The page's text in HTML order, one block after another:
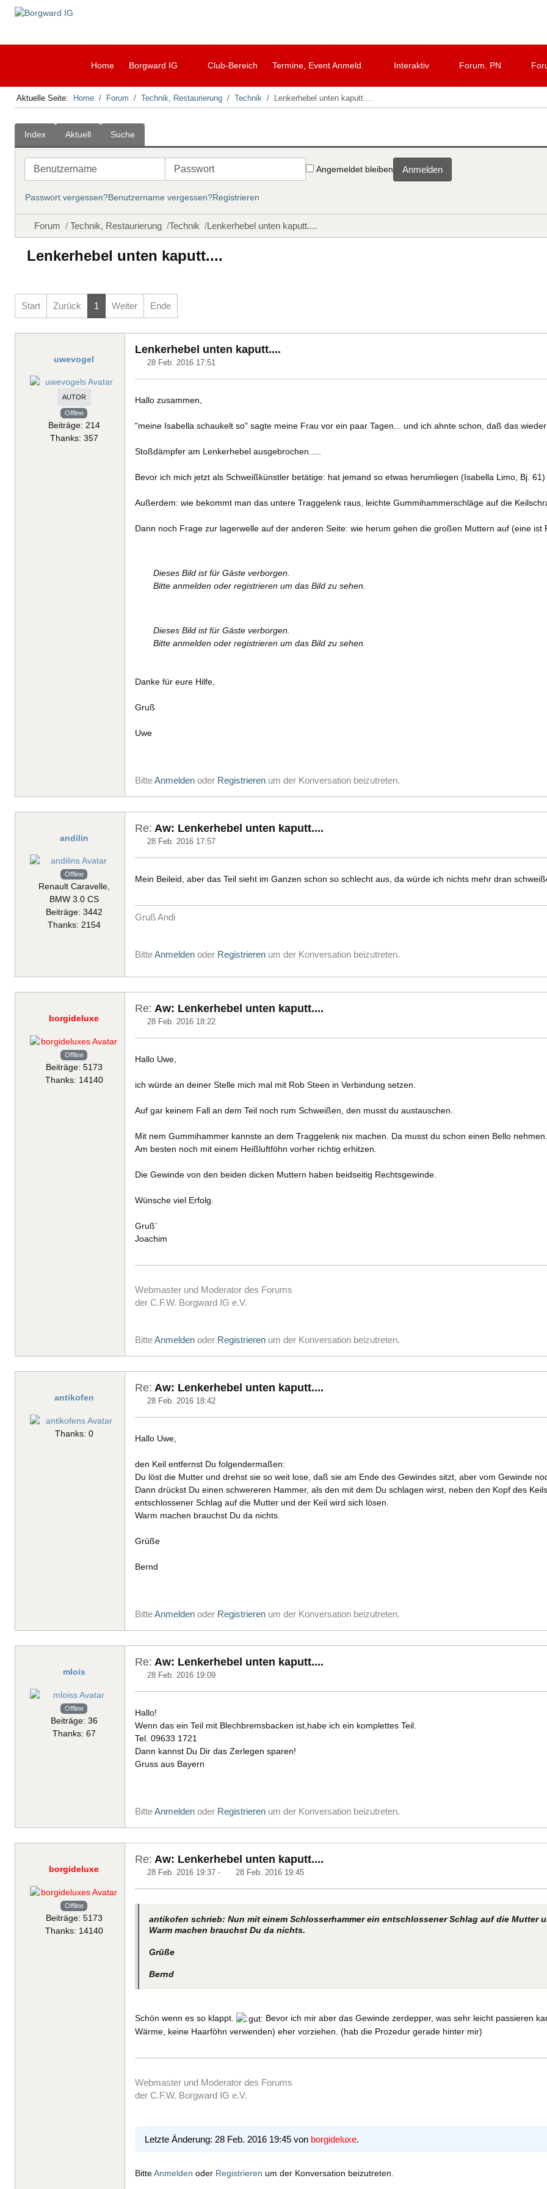
Home Borgward IG Club-Bereich Termine, Event Anmeld. Interaktiv Forum. PN
Aktuelle Seite: Home Forum Technik, Restaurierung Technik Lenkerhebel unten kaputt....
Index Aktuell Suche
Benutzername Passwort
Angemeldet bleiben Anmelden
Passwort vergessen?Benutzername vergessen?Registrieren
Forum Technik, Restaurierung Technik Lenkerhebel unten kaputt....
Lenkerhebel unten kaputt....
Start Zurück 1 Weiter Ende
uwevogel
AUTOR
Offline
Beiträge: 214
Thanks: 357
Lenkerhebel unten kaputt....
28 Feb. 2016 17:51
Hallo zusammen,
"meine Isabella schaukelt so" sagte meine Frau vor ein paar Tagen... und ich ahnte schon, daß das
Stoßdämpfer am Lenkerhebel ausgebrochen.....
Bevor ich mich jetzt als Schweißkünstler betätige: hat jemand so etwas herumliegen (Isabella Limo, Bj. 61)
Außerdem: wie bekommt man das untere Traggelenk raus, leichte Gummihammerschläge auf die
Dann noch Frage zur lagerwelle auf der anderen Seite: wie herum gehen die großen Muttern auf (eine
Dieses Bild ist für Gäste verborgen.
Bitte anmelden oder registrieren um das Bild zu sehen.
Dieses Bild ist für Gäste verborgen.
Bitte anmelden oder registrieren um das Bild zu sehen.
Danke für eure Hilfe,
Gruß
Uwe
BitteAnmelden oder Registrieren um der Konversation beizutreten.
andilin
Offline
Renault Caravelle,
BMW 3.0 CS
Beiträge: 3442
Thanks: 2154
Re: Aw: Lenkerhebel unten kaputt....
28 Feb. 2016 17:57
Mein Beileid, aber das Teil sieht im Ganzen schon so schlecht aus, da würde ich nichts mehr dran
Gruß Andi
BitteAnmelden oder Registrieren um der Konversation beizutreten.
borgideluxe
Offline
Beiträge: 5173
Thanks: 14140
Re: Aw: Lenkerhebel unten kaputt....
28 Feb. 2016 18:22
Hallo Uwe,
ich würde an deiner Stelle mich mal mit Rob Steen in Verbindung setzen.
Auf gar keinem Fall an dem Teil noch rum Schweißen, den musst du austauschen.
Mit nem Gummihammer kannste an dem Traggelenk nix machen. Da musst du schon einen Bello nehmen.
Am besten noch mit einem Heißluftföhn vorher richtig erhitzen.
Die Gewinde von den beiden dicken Muttern haben beidseitig Rechtsgewinde.
Wünsche viel Erfolg.
Gruß´
Joachim
Webmaster und Moderator des Forums
der C.F.W. Borgward IG e.V.
BitteAnmelden oder Registrieren um der Konversation beizutreten.
antikofen
Thanks: 0
Re: Aw: Lenkerhebel unten kaputt....
28 Feb. 2016 18:42
Hallo Uwe,
den Keil entfernst Du folgendermaßen:
Du löst die Mutter und drehst sie so weit lose, daß sie am Ende des Gewindes sitzt, aber vom Gewinde
Dann drückst Du einen schwereren Hammer, als den mit dem Du schlagen wirst, neben den Kopf des
entschlossener Schlag auf die Mutter und der Keil wird sich lösen.
Warm machen brauchst Du da nichts.
Grüße
Bernd
BitteAnmelden oder Registrieren um der Konversation beizutreten.
mlois
Offline
Beiträge: 36
Thanks: 67
Re: Aw: Lenkerhebel unten kaputt....
28 Feb. 2016 19:09
Hallo!
Wenn das ein Teil mit Blechbremsbacken ist,habe ich ein komplettes Teil.
Tel. 09633 1721
Dann kannst Du Dir das Zerlegen sparen!
Gruss aus Bayern
BitteAnmelden oder Registrieren um der Konversation beizutreten.
borgideluxe
Offline
Beiträge: 5173
Thanks: 14140
Re: Aw: Lenkerhebel unten kaputt....
28 Feb. 2016 19:37 - 28 Feb. 2016 19:45
antikofen schrieb: Nun mit einem Schlosserhammer ein entschlossener Schlag auf die Mutter
Warm machen brauchst Du da nichts.
Grüße
Bernd
Schön wenn es so klappt.
Bevor ich mir aber das Gewinde zerdepper, was sehr leicht passieren
Wärme, keine Haarföhn verwenden) eher vorziehen. (hab die Prozedur gerade hinter mir)
Webmaster und Moderator des Forums
der C.F.W. Borgward IG e.V.
Letzte Änderung: 28 Feb. 2016 19:45 von borgideluxe.
BitteAnmelden oder Registrieren um der Konversation beizutreten.